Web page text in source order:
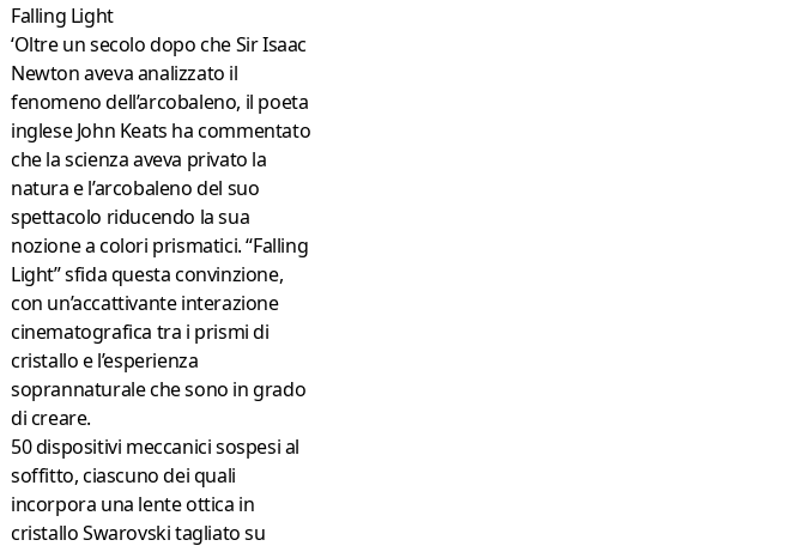
Falling Light
‘Oltre un secolo dopo che Sir Isaac
Newton aveva analizzato il
fenomeno dell’arcobaleno, il poeta
inglese John Keats ha commentato
che la scienza aveva privato la
natura e l’arcobaleno del suo
spettacolo riducendo la sua
nozione a colori prismatici. “Falling
Light” sfida questa convinzione,
con un’accattivante interazione
cinematografica tra i prismi di
cristallo e l’esperienza
soprannaturale che sono in grado
di creare.
50 dispositivi meccanici sospesi al
soffitto, ciascuno dei quali
incorpora una lente ottica in
cristallo Swarovski tagliato su